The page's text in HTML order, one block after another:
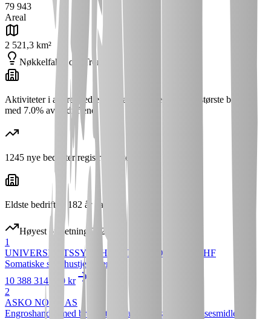
79 943
Areal
2 521,3 km²
Nøkkelfakta om
Tromsø
Aktiviteter i andre medlemsorganisasjoner ellers er største bransje
med 7.0% av bedriftene
1245 nye bedrifter registrert siste år
Eldste bedrift er 182 år gammel
Høyest omsetning 2024
1
UNIVERSITETSSYKEHUSET NORD-NORGE HF
Somatiske sykehustjenester
10 388 314 000 kr
2
ASKO NORD AS
Engroshandel med bredt utvalg av nærings- og nytelsesmidler